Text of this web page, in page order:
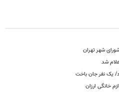
شد
یک نفر جان باخت